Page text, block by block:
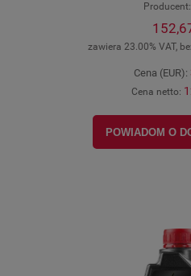
Producent:
zawiera 23.00% VAT,
Cena (EUR):
Cena netto:
POWIADOM O